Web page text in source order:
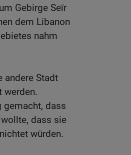
Gebirge Seïr
dem Libanon
nahm
andere Stadt
werden.
gemacht, dass
dass sie
würden.